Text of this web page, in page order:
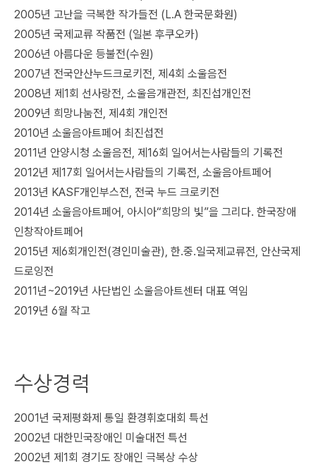
2005년 고난을 극복한 작가들전 (L.A 한국문화원)
2005년 국제교류 작품전 (일본 후쿠오카)
2006년 아름다운 등불전(수원)
2007년 전국안산누드크로키전, 제4회 소울음전
2008년 제1회 선사랑전, 소울음개관전, 최진섭개인전
2009년 희망나눔전, 제4회 개인전
2010년 소울음아트페어 최진섭전
2011년 안양시청 소울음전, 제16회 일어서는사람들의 기록전
2012년 제17회 일어서는사람들의 기록전, 소울음아트페어
2013년 KASF개인부스전, 전국 누드 크로키전
2014년 소울음아트페어, 아시아“희망의 빛”을 그리다. 한국장애
인창작아트페어
2015년 제6회개인전(경인미술관), 한.중.일국제교류전, 안산국제
드로잉전
2011년~2019년 사단법인 소울음아트센터 대표 역임
2019년 6월 작고
수상경력
2001년 국제평화제 통일 환경휘호대회 특선
2002년 대한민국장애인 미술대전 특선
2002년 제1회 경기도 장애인 극복상 수상